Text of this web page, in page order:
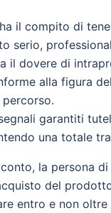
il compito di
serio,
il dovere di
alla figura
garantiti
una totale
la persona
del
entro e non